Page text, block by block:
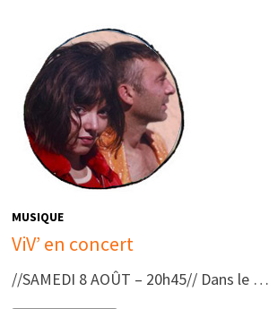
MUSIQUE
ViV’ en concert
//SAMEDI 8 AOÛT – 20h45// Dans le …